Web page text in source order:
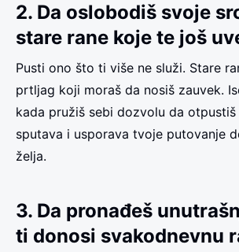
2. Da oslobodiš svoje
stare rane koje te još
Pusti ono što ti više ne služi. Stare
prtljag koji moraš da nosiš zauvek.
kada pružiš sebi dozvolu da
sputava i usporava tvoje putovanje
želja.
3. Da pronađeš
ti donosi svakodnevnu